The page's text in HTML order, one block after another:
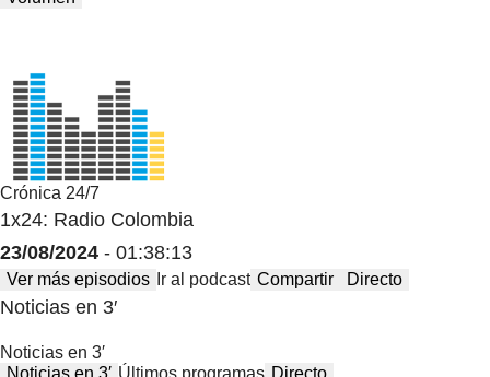
Crónica 24/7
1x24: Radio Colombia
23/08/2024 - 01:38:13
Ver más episodios Ir al podcast Compartir Directo
Noticias en 3′
Noticias en 3′
Noticias en 3′ Últimos programas Directo